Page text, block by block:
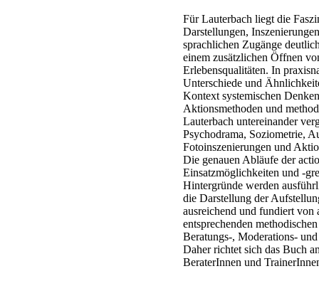
Für Lauterbach liegt die
Darstellungen,
sprachlichen Zugänge
einem zusätzlichen Öffnen
Erlebensqualitäten. In
Unterschiede und
Kontext systemischen
Aktionsmethoden und
Lauterbach untereinander
Psychodrama, Soziometrie,
Fotoinszenierungen und
Die genauen Abläufe der
Einsatzmöglichkeiten und -
Hintergründe werden
die Darstellung der
ausreichend und fundiert
entsprechenden
Beratungs-, Moderations-
Daher richtet sich das Buch
BeraterInnen und